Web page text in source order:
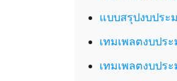
แบบสรุปงบประ
เทมเพลตงบปร
เทมเพลตงบปร